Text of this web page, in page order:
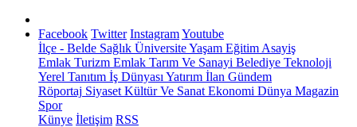
Facebook Twitter InstagramYoutube
İlçe - Belde Sağlık ÜniversiteYaşam Eğitim Asayiş
Emlak Turizm Emlak Tarım Ve Sanayi Belediye Teknoloji
Yerel Tanıtım İş Dünyası Yatırım İlan Gündem
Röportaj Siyaset Kültür Ve Sanat Ekonomi Dünya Magazin
Spor
Künye İletişim RSS